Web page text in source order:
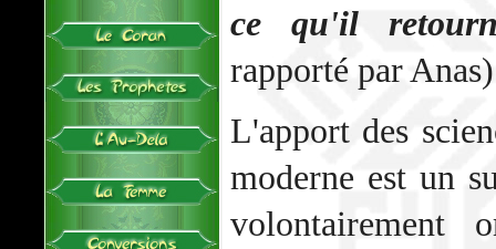
ce qu'il
rapporté par Anas)
L'apport des
moderne est un